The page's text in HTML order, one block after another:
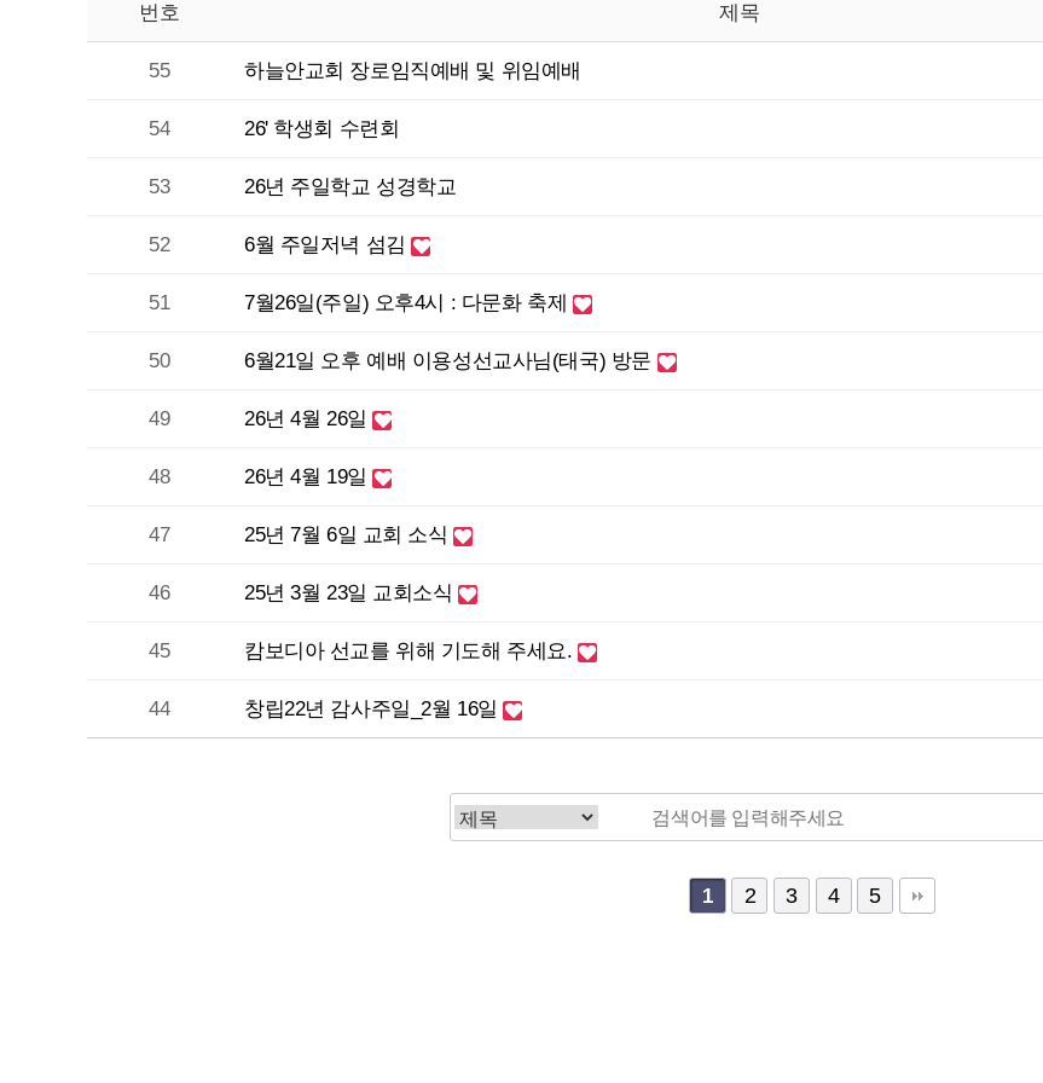
번호 제목
55 하늘안교회 장로임직예배 및 위임예배
54 26' 학생회 수련회
53 26년 주일학교 성경학교
52 6월 주일저녁 섬김
51 7월26일(주일) 오후4시 : 다문화 축제
50 6월21일 오후 예배 이용성선교사님(태국) 방문
49 26년 4월 26일
48 26년 4월 19일
47 25년 7월 6일 교회 소식
46 25년 3월 23일 교회소식
45 캄보디아 선교를 위해 기도해 주세요.
44 창립22년 감사주일_2월 16일
1 2 3 4 5